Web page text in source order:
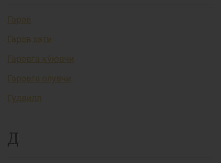
Гаров
Гаров хати
Гаровга қўювчи
Гаровга олувчи
Гудвилл
Д